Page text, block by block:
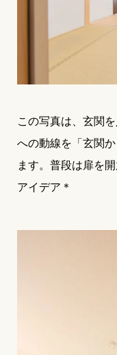
この写真は、玄関
への動線を「玄関
ます。普段は扉を
アイデア＊